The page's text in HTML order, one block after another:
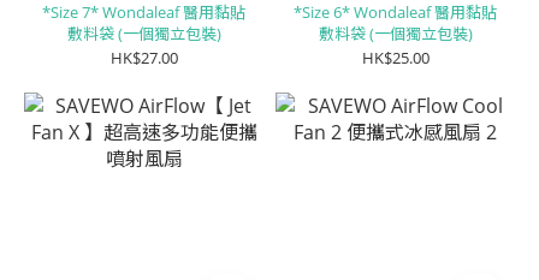
*Size 7* Wondaleaf 醫用黏貼
敷料袋 (一個獨立包裝)
HK$27.00
*Size 6* Wondaleaf 醫用黏貼
敷料袋 (一個獨立包裝)
HK$25.00